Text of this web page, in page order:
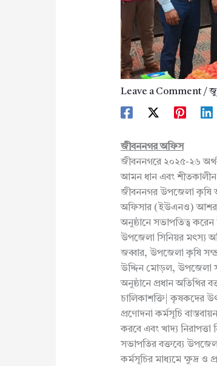
Leave a Comment /
জীবননগর অফিস
জীবননগরে ২০২৫-২৬
আমন ধান এবং শীতকালীন
জীবননগর উপজেলা কৃষি
অফিসার (ইউএনও)
অনুষ্ঠানে সভাপতিত্ব
উপজেলা সিনিয়র মৎস্য
জব্বার, উপজেলা কৃষি
উদ্দিন মোড়ল, উপজেলা
অনুষ্ঠানে প্রধান
চালিকাশক্তি| কৃষকদের
প্রণোদনা কর্মসূচি
করবে এবং খাদ্য
সভাপতির বক্তব্যে
কর্মসূচির মাধ্যমে ক্ষুদ্র ও